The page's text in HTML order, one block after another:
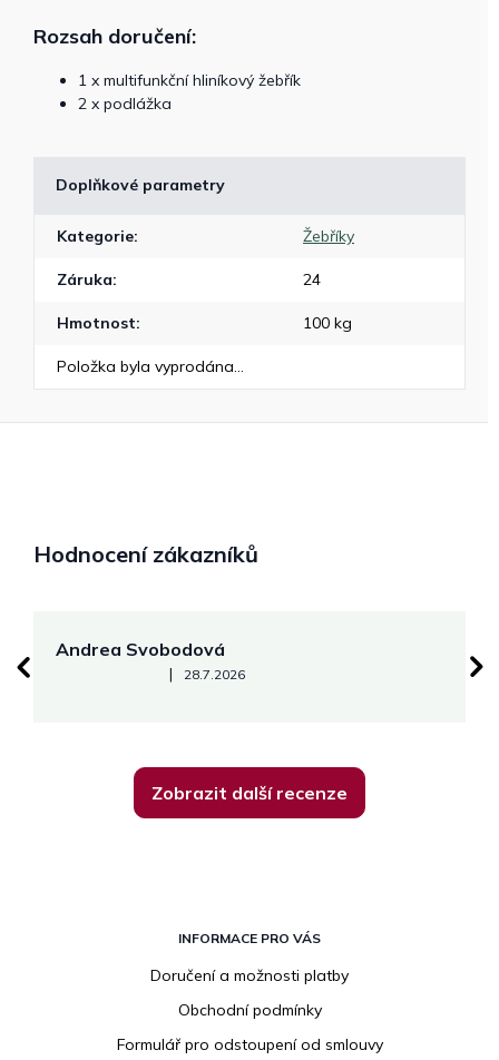
Rozsah doručení:
1 x multifunkční hliníkový žebřík
2 x podlážka
Doplňkové parametry
Kategorie: Žebříky
Záruka: 24
Hmotnost: 100 kg
Položka byla vyprodána…
Hodnocení zákazníků
Andrea Svobodová
Hodnocení obchodu je 5 z 5 hvězdiček.
| 28.7.2026
Zobrazit další recenze
INFORMACE PRO VÁS
Doručení a možnosti platby
Obchodní podmínky
Formulář pro odstoupení od smlouvy